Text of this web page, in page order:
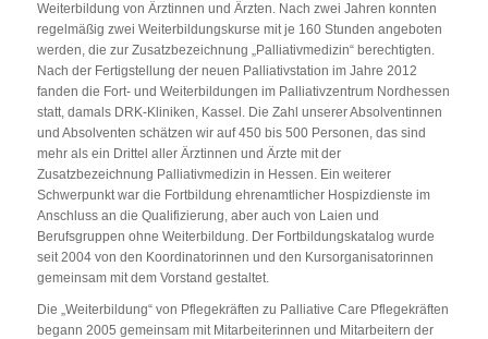
Weiterbildung von Ärztinnen und Ärzten. Nach zwei Jahren konnten
regelmäßig zwei Weiterbildungskurse mit je 160 Stunden angeboten
werden, die zur Zusatzbezeichnung „Palliativmedizin“ berechtigten.
Nach der Fertigstellung der neuen Palliativstation im Jahre 2012
fanden die Fort- und Weiterbildungen im Palliativzentrum Nordhessen
statt, damals DRK-Kliniken, Kassel. Die Zahl unserer Absolventinnen
und Absolventen schätzen wir auf 450 bis 500 Personen, das sind
mehr als ein Drittel aller Ärztinnen und Ärzte mit der
Zusatzbezeichnung Palliativmedizin in Hessen. Ein weiterer
Schwerpunkt war die Fortbildung ehrenamtlicher Hospizdienste im
Anschluss an die Qualifizierung, aber auch von Laien und
Berufsgruppen ohne Weiterbildung. Der Fortbildungskatalog wurde
seit 2004 von den Koordinatorinnen und den Kursorganisatorinnen
gemeinsam mit dem Vorstand gestaltet.
Die „Weiterbildung“ von Pflegekräften zu Palliative Care Pflegekräften
begann 2005 gemeinsam mit Mitarbeiterinnen und Mitarbeitern der